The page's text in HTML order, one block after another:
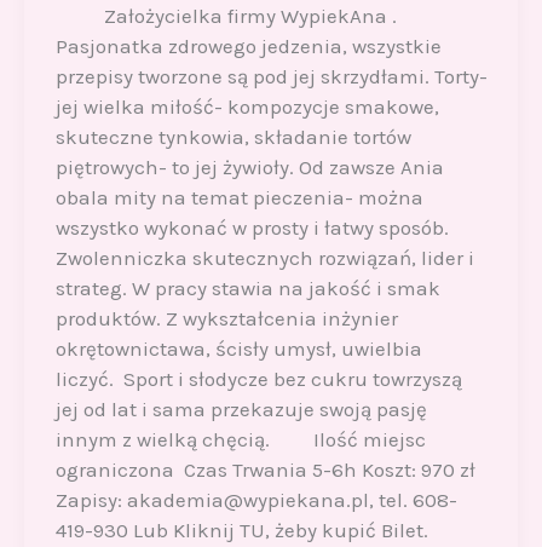
Założycielka firmy WypiekAna .
Pasjonatka zdrowego jedzenia, wszystkie
przepisy tworzone są pod jej skrzydłami. Torty-
jej wielka miłość- kompozycje smakowe,
skuteczne tynkowia, składanie tortów
piętrowych- to jej żywioły. Od zawsze Ania
obala mity na temat pieczenia- można
wszystko wykonać w prosty i łatwy sposób.
Zwolenniczka skutecznych rozwiązań, lider i
strateg. W pracy stawia na jakość i smak
produktów. Z wykształcenia inżynier
okrętownictawa, ścisły umysł, uwielbia
liczyć. Sport i słodycze bez cukru towrzyszą
jej od lat i sama przekazuje swoją pasję
innym z wielką chęcią. Ilość miejsc
ograniczona Czas Trwania 5-6h Koszt: 970 zł
Zapisy: akademia@wypiekana.pl, tel. 608-
419-930 Lub Kliknij TU, żeby kupić Bilet.